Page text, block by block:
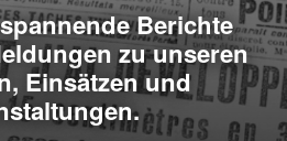
Berichte
zu unseren
Einsätzen und